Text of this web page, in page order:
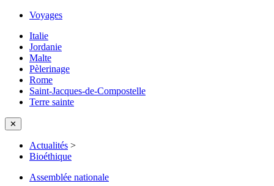
Voyages
Italie
Jordanie
Malte
Pèlerinage
Rome
Saint-Jacques-de-Compostelle
Terre sainte
✕
Actualités >
Bioéthique
Assemblée nationale